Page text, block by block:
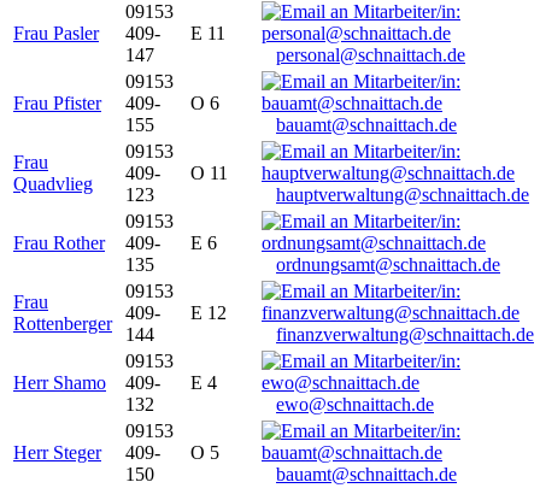
Frau Pasler
09153
409-
147
E 11
personal@schnaittach.de
Frau Pfister
09153
409-
155
O 6
bauamt@schnaittach.de
Frau
Quadvlieg
09153
409-
123
O 11
hauptverwaltung@schnaittach.de
Frau Rother
09153
409-
135
E 6
ordnungsamt@schnaittach.de
Frau
Rottenberger
09153
409-
144
E 12
finanzverwaltung@schnaittach.de
Herr Shamo
09153
409-
132
E 4
ewo@schnaittach.de
Herr Steger
09153
409-
150
O 5
bauamt@schnaittach.de